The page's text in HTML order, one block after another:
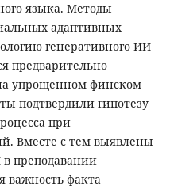
языка. Методы
адаптивных
генеративного ИИ
предварительно
упрощенном финском
подтвердили гипотезу
при
Вместе с тем выявлены
преподавании
важность факта